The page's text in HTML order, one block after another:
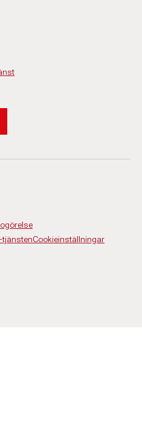
tjänstenCookieinställningar